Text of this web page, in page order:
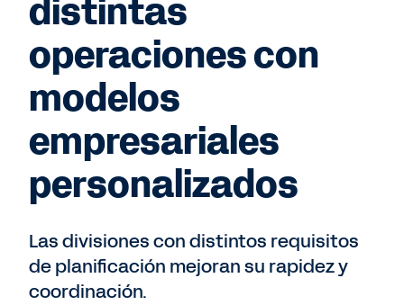
distintas
operaciones con
modelos
empresariales
personalizados
Las divisiones con distintos requisitos
de planificación mejoran su rapidez y
coordinación.